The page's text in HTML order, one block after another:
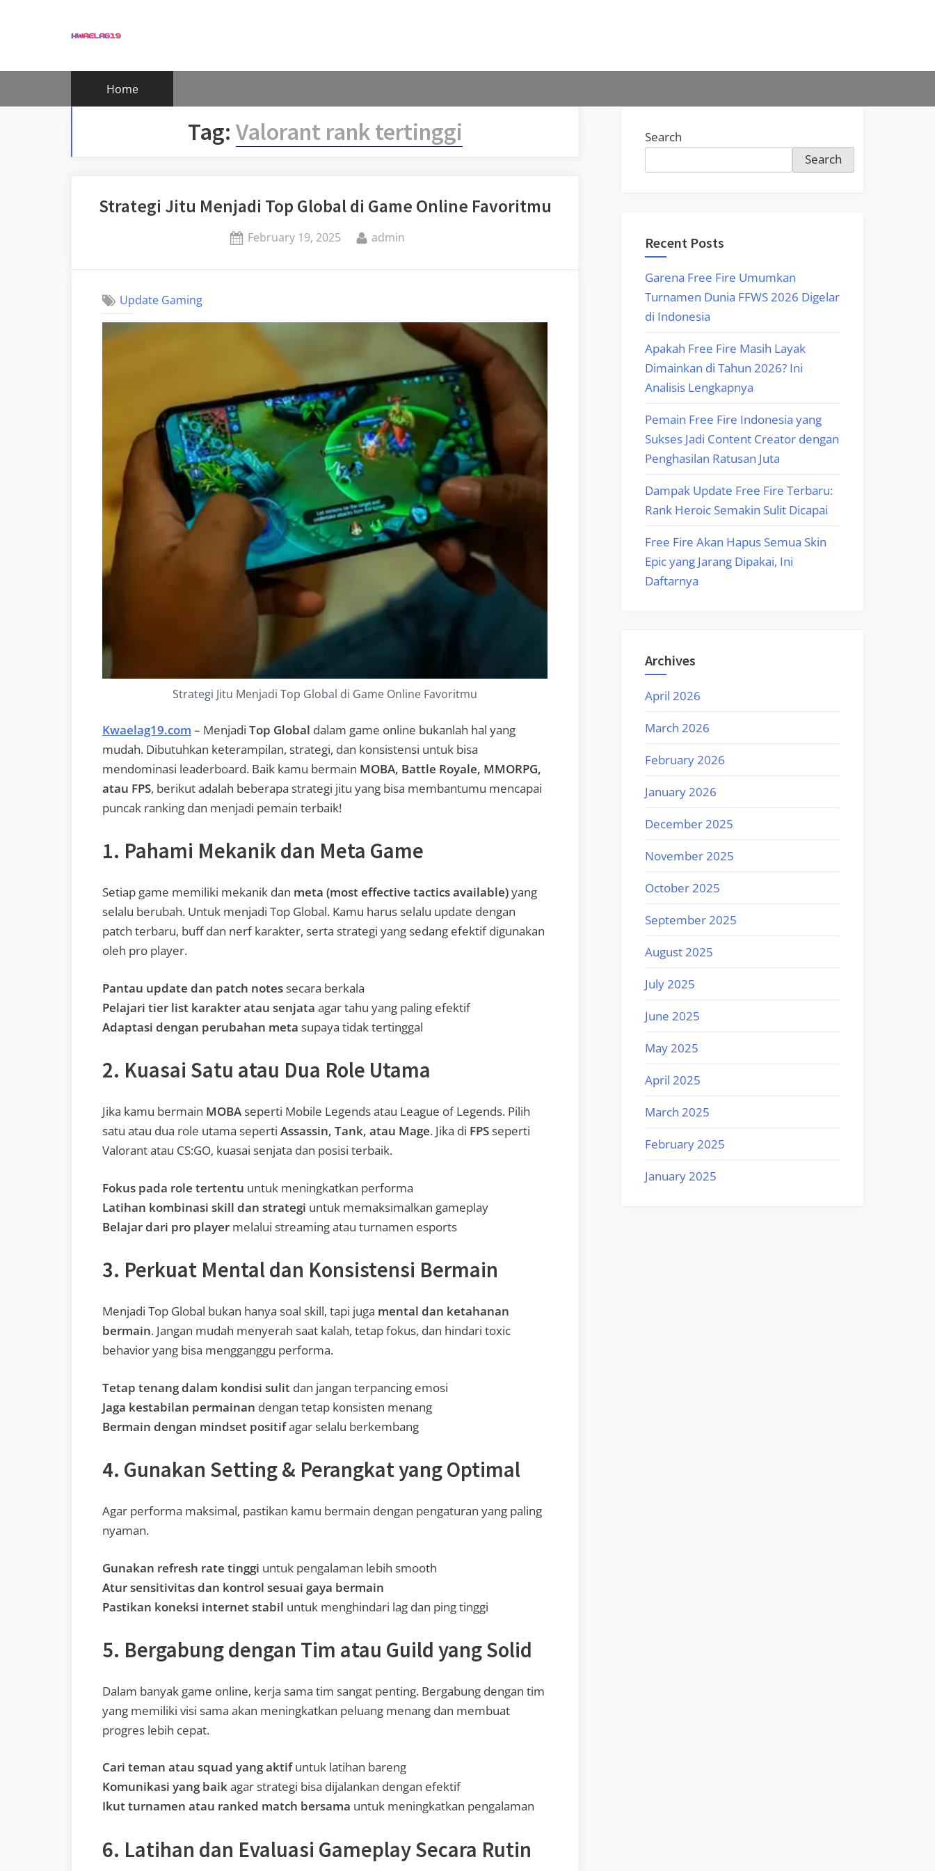
Home
Tag: Valorant rank tertinggi
Strategi Jitu Menjadi Top Global di Game Online Favoritmu
Posted
February 19, 2025 By
admin
Update Gaming
Strategi Jitu Menjadi Top Global di Game Online Favoritmu
Kwaelag19.com – Menjadi Top Global dalam game online bukanlah hal yang
mudah. Dibutuhkan keterampilan, strategi, dan konsistensi untuk bisa
mendominasi leaderboard. Baik kamu bermain MOBA, Battle Royale, MMORPG,
atau FPS, berikut adalah beberapa strategi jitu yang bisa membantumu mencapai
puncak ranking dan menjadi pemain terbaik!
1. Pahami Mekanik dan Meta Game
Setiap game memiliki mekanik dan meta (most effective tactics available)yang
selalu berubah. Untuk menjadi Top Global. Kamu harus selalu update dengan
patch terbaru, buff dan nerf karakter, serta strategi yang sedang efektif digunakan
oleh pro player.
Pantau update dan patch notes secara berkala
Pelajari tier list karakter atau senjata agar tahu yang paling efektif
Adaptasi dengan perubahan meta supaya tidak tertinggal
2. Kuasai Satu atau Dua Role Utama
Jika kamu bermain MOBA seperti Mobile Legends atau League of Legends. Pilih
satu atau dua role utama seperti Assassin, Tank, atau Mage. Jika di FPS seperti
Valorant atau CS:GO, kuasai senjata dan posisi terbaik.
Fokus pada role tertentu untuk meningkatkan performa
Latihan kombinasi skill dan strategi untuk memaksimalkan gameplay
Belajar dari pro player melalui streaming atau turnamen esports
3. Perkuat Mental dan Konsistensi Bermain
Menjadi Top Global bukan hanya soal skill, tapi juga mental dan ketahanan
bermain. Jangan mudah menyerah saat kalah, tetap fokus, dan hindari toxic
behavior yang bisa mengganggu performa.
Tetap tenang dalam kondisi sulit dan jangan terpancing emosi
Jaga kestabilan permainan dengan tetap konsisten menang
Bermain dengan mindset positifagar selalu berkembang
4. Gunakan Setting & Perangkat yang Optimal
Agar performa maksimal, pastikan kamu bermain dengan pengaturan yang paling
nyaman.
Gunakan refresh rate tinggi untuk pengalaman lebih smooth
Atur sensitivitas dan kontrol sesuai gaya bermain
Pastikan koneksi internet stabil untuk menghindari lag dan ping tinggi
5. Bergabung dengan Tim atau Guild yang Solid
Dalam banyak game online, kerja sama tim sangat penting. Bergabung dengan tim
yang memiliki visi sama akan meningkatkan peluang menang dan membuat
progres lebih cepat.
Cari teman atau squad yang aktifuntuk latihan bareng
Komunikasi yang baikagar strategi bisa dijalankan dengan efektif
Ikut turnamen atau ranked match bersama untuk meningkatkan pengalaman
6. Latihan dan Evaluasi Gameplay Secara Rutin
Search
Search
Recent Posts
Garena Free Fire Umumkan
Turnamen Dunia FFWS 2026 Digelar
di Indonesia
Apakah Free Fire Masih Layak
Dimainkan di Tahun 2026? Ini
Analisis Lengkapnya
Pemain Free Fire Indonesia yang
Sukses Jadi Content Creator dengan
Penghasilan Ratusan Juta
Dampak Update Free Fire Terbaru:
Rank Heroic Semakin Sulit Dicapai
Free Fire Akan Hapus Semua Skin
Epic yang Jarang Dipakai, Ini
Daftarnya
Archives
April 2026
March 2026
February 2026
January 2026
December 2025
November 2025
October 2025
September 2025
August 2025
July 2025
June 2025
May 2025
April 2025
March 2025
February 2025
January 2025